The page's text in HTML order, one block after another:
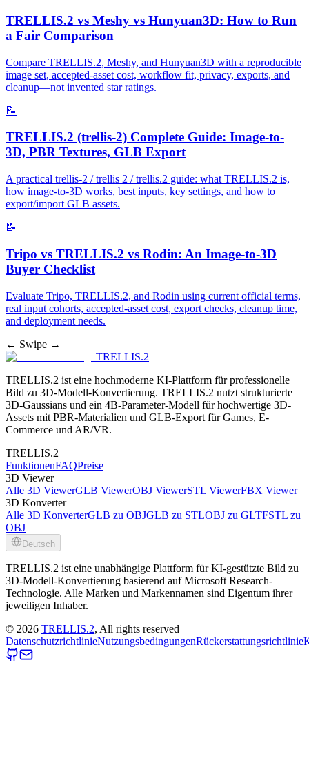
TRELLIS.2 vs Meshy vs Hunyuan3D: How to Run
a Fair Comparison
Compare TRELLIS.2, Meshy, and Hunyuan3D with a reproducible
image set, accepted-asset cost, workflow fit, privacy, exports, and
cleanup—not invented star ratings.
📝
TRELLIS.2 (trellis-2) Complete Guide: Image-to-
3D, PBR Textures, GLB Export
A practical trellis-2 / trellis 2 / trellis.2 guide: what TRELLIS.2 is,
how image-to-3D works, best inputs, key settings, and how to
export/import GLB assets.
📝
Tripo vs TRELLIS.2 vs Rodin: An Image-to-3D
Buyer Checklist
Evaluate Tripo, TRELLIS.2, and Rodin using current official terms,
real input cohorts, accepted-asset cost, export checks, cleanup time,
and deployment needs.
← Swipe →
TRELLIS.2
TRELLIS.2 ist eine hochmoderne KI-Plattform für professionelle
Bild zu 3D-Modell-Konvertierung. TRELLIS.2 nutzt strukturierte
3D-Gaussians und ein 4B-Parameter-Modell für hochwertige 3D-
Assets mit PBR-Materialien und GLB-Export für Games, E-
Commerce und AR/VR.
TRELLIS.2
FunktionenFAQPreise
3D Viewer
Alle 3D ViewerGLB ViewerOBJ ViewerSTL ViewerFBX Viewer
3D Konverter
Alle 3D KonverterGLB zu OBJGLB zu STLOBJ zu GLTFSTL zu
OBJ
Deutsch
TRELLIS.2 ist eine unabhängige Plattform für KI-gestützte Bild zu
3D-Modell-Konvertierung basierend auf Microsoft Research-
Technologie. Alle Marken und Markennamen sind Eigentum ihrer
jeweiligen Inhaber.
© 2026 TRELLIS.2, All rights reserved
DatenschutzrichtlinieNutzungsbedingungenRückerstattungsrichtlinie